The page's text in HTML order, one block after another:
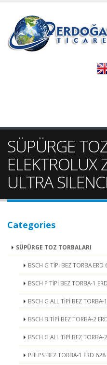
SÜPÜRGE
ELEKTROLUX
ULTRA
Categories
SÜPÜRGE TOZ TORBALARI
BSCH G TİPİ BEZ TORBA ERD
BSCH P TİPİ BEZ TORBA-1
BSCH G ALL TİPİ BEZ TORBA-
BSCH B TİPİ BEZ TORBA-2
BSCH G ALL TİPİ BEZ TORBA-
PHLPS BEZ TORBA-1 ERD 628